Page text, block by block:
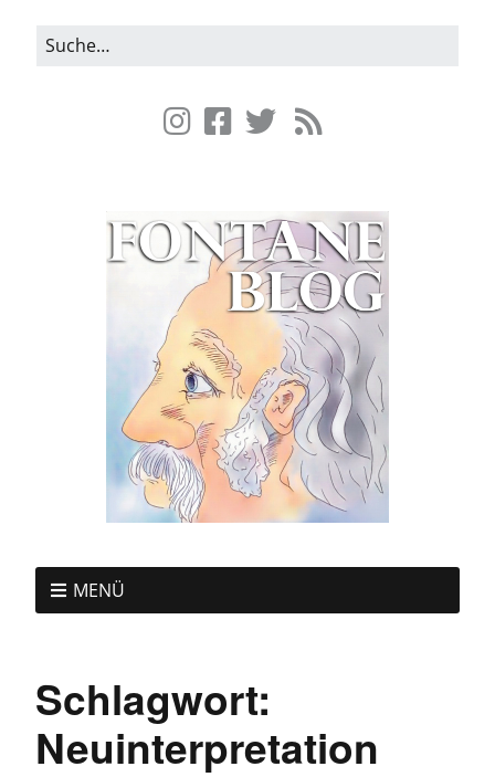
MENÜ
Schlagwort:
Neuinterpretation